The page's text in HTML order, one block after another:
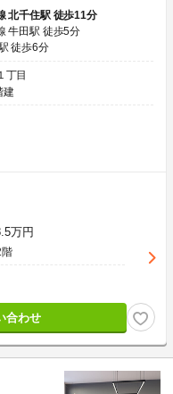
北千住駅 徒歩11分
牛田駅 徒歩5分
徒歩6分
丁目
建
万円
合わせ